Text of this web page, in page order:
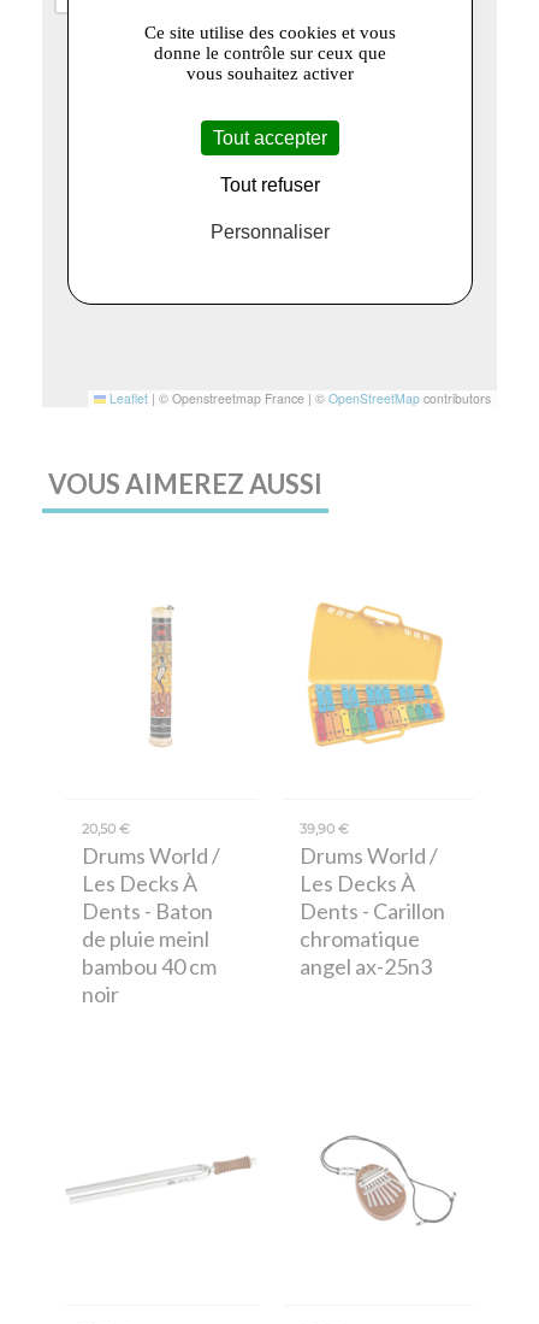
Leaflet | © Openstreetmap France | © OpenStreetMap contributors
VOUS AIMEREZ AUSSI
20,50 €
Drums World /
Les Decks À
Dents - Baton
de pluie meinl
bambou 40 cm
noir
39,90 €
Drums World /
Les Decks À
Dents - Carillon
chromatique
angel ax-25n3
Ce site utilise des cookies et vous
donne le contrôle sur ceux que
vous souhaitez activer
Tout accepter
Tout refuser
Personnaliser